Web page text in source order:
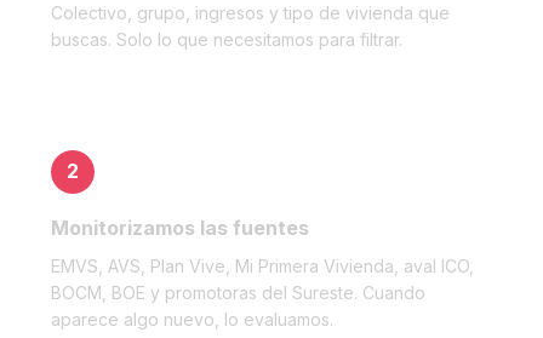
Colectivo, grupo, ingresos y tipo de vivienda que
buscas. Solo lo que necesitamos para filtrar.
2
Monitorizamos las fuentes
EMVS, AVS, Plan Vive, Mi Primera Vivienda, aval ICO,
BOCM, BOE y promotoras del Sureste. Cuando
aparece algo nuevo, lo evaluamos.